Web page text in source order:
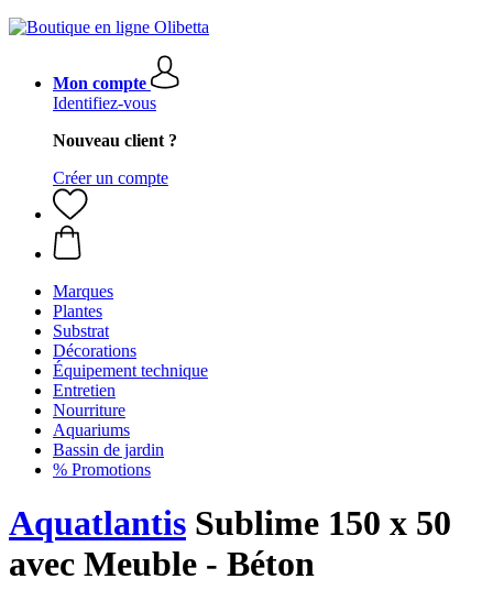
Mon compte
Identifiez-vous
Nouveau client ?
Créer un compte
Marques
Plantes
Substrat
Décorations
Équipement technique
Entretien
Nourriture
Aquariums
Bassin de jardin
% Promotions
Aquatlantis Sublime 150 x 50
avec Meuble - Béton